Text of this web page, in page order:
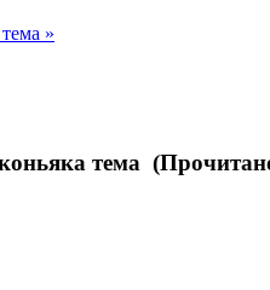
»
тема